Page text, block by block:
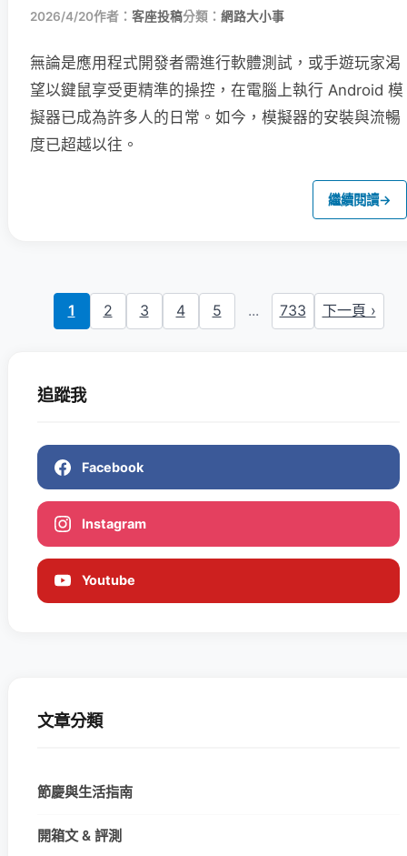
2026/4/20作者： 客座投稿分類： 網路大小事
無論是應用程式開發者需進行軟體測試，或手遊玩家渴
望以鍵鼠享受更精準的操控，在電腦上執行 Android 模
擬器已成為許多人的日常。如今，模擬器的安裝與流暢
度已超越以往。
繼續閱讀→
1 2 3 4 5 ... 733 下一頁 ›
追蹤我
Facebook
Instagram
Youtube
文章分類
節慶與生活指南
開箱文 & 評測